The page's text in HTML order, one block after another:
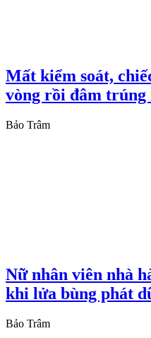
Mất kiểm soát,
vòng rồi đâm trúng
Bảo Trâm
Nữ nhân viên nhà
khi lửa bùng phát
Bảo Trâm